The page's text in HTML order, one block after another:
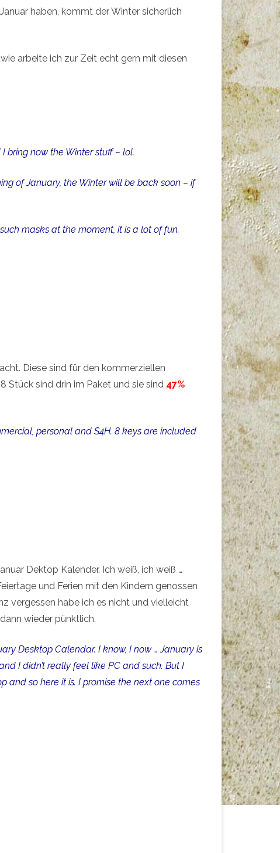
haben, kommt der Winter sicherlich
arbeite ich zur Zeit echt gern mit diesen
bring now the Winter stuff – lol.
of January, the Winter will be back soon – if
masks at the moment, it is a lot of fun.
Diese sind für den kommerziellen
Stück sind drin im Paket und sie sind 47%
personal and S4H. 8 keys are included
Dektop Kalender. Ich weiß, ich weiß …
und Ferien mit den Kindern genossen
vergessen habe ich es nicht und vielleicht
wieder pünktlich.
Desktop Calendar. I know, I now … January is
I didn’t really feel like PC and such. But I
and so here it is. I promise the next one comes